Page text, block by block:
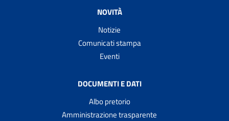
NOVITÀ
Notizie
Comunicati stampa
Eventi
DOCUMENTI E DATI
Albo pretorio
Amministrazione trasparente